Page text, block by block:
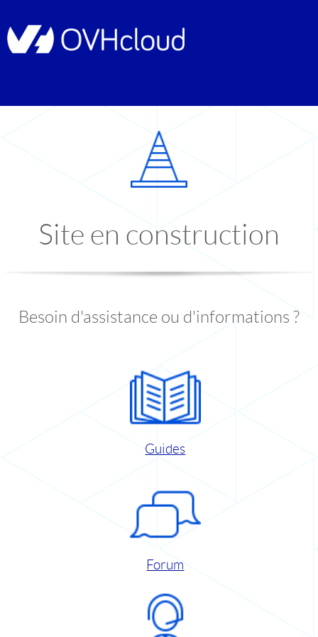
Site en construction
Besoin d'assistance ou d'informations ?
Guides
Forum